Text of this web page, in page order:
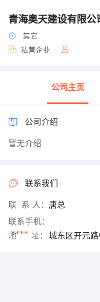
青海奥天建设有限公
其它
私营企业
公司主页
公司介绍
暂无介绍
联系我们
联 系 人： 唐总
联系手机：
****
地 址： 城东区开元